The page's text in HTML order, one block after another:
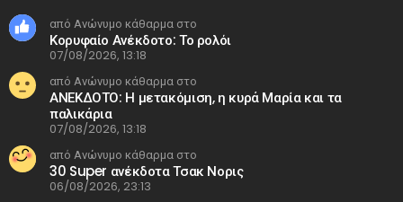
από Ανώνυμο κάθαρμα στο
Κορυφαίο Ανέκδοτο: Το ρολόι
07/08/2026, 13:18
από Ανώνυμο κάθαρμα στο
ΑΝΕΚΔΟΤΟ: Η μετακόμιση, η κυρά Μαρία και τα
παλικάρια
07/08/2026, 13:18
από Ανώνυμο κάθαρμα στο
30 Super ανέκδοτα Τσακ Νορις
06/08/2026, 23:13